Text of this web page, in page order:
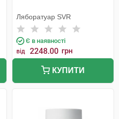
Ляборатуар SVR
Є в наявності
від 2248.00 грн
КУПИТИ